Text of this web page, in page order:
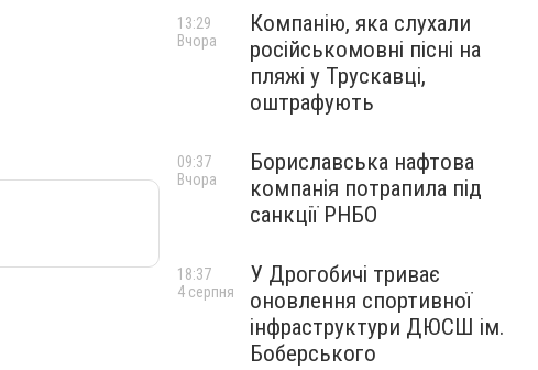
Компанію, яка слухали
російськомовні пісні на
пляжі у Трускавці,
оштрафують
13:29
Вчора
Бориславська нафтова
компанія потрапила під
санкції РНБО
09:37
Вчора
У Дрогобичі триває
оновлення спортивної
інфраструктури ДЮСШ ім.
Боберського
18:37
4 серпня